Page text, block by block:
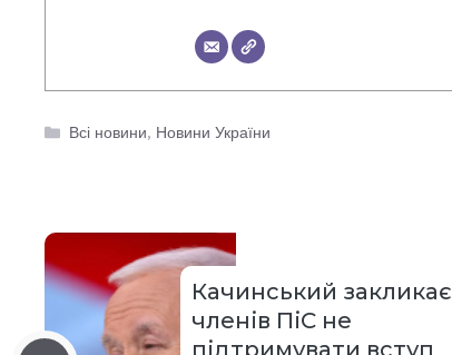
Категорії
Всі новини, Новини України
Качинський закликає
членів ПіС не
підтримувати вступ